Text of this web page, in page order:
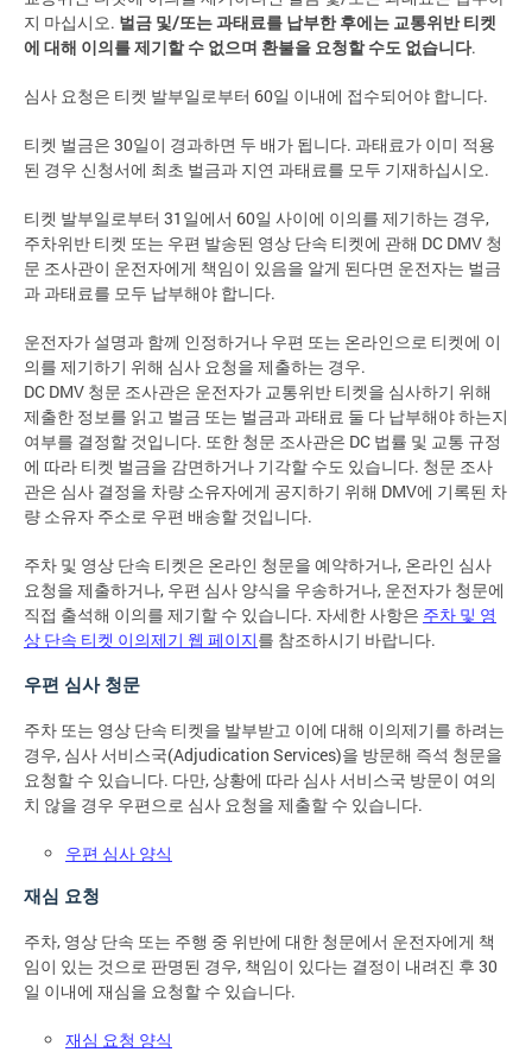
지 마십시오. 벌금 및/또는 과태료를 납부한 후에는 교통위반 티켓
에 대해 이의를 제기할 수 없으며 환불을 요청할 수도 없습니다.
심사 요청은 티켓 발부일로부터 60일 이내에 접수되어야 합니다.
티켓 벌금은 30일이 경과하면 두 배가 됩니다. 과태료가 이미 적용
된 경우 신청서에 최초 벌금과 지연 과태료를 모두 기재하십시오.
티켓 발부일로부터 31일에서 60일 사이에 이의를 제기하는 경우,
주차위반 티켓 또는 우편 발송된 영상 단속 티켓에 관해 DC DMV 청
문 조사관이 운전자에게 책임이 있음을 알게 된다면 운전자는 벌금
과 과태료를 모두 납부해야 합니다.
운전자가 설명과 함께 인정하거나 우편 또는 온라인으로 티켓에 이
의를 제기하기 위해 심사 요청을 제출하는 경우.
DC DMV 청문 조사관은 운전자가 교통위반 티켓을 심사하기 위해
제출한 정보를 읽고 벌금 또는 벌금과 과태료 둘 다 납부해야 하는지
여부를 결정할 것입니다. 또한 청문 조사관은 DC 법률 및 교통 규정
에 따라 티켓 벌금을 감면하거나 기각할 수도 있습니다. 청문 조사
관은 심사 결정을 차량 소유자에게 공지하기 위해 DMV에 기록된 차
량 소유자 주소로 우편 배송할 것입니다.
주차 및 영상 단속 티켓은 온라인 청문을 예약하거나, 온라인 심사
요청을 제출하거나, 우편 심사 양식을 우송하거나, 운전자가 청문에
직접 출석해 이의를 제기할 수 있습니다. 자세한 사항은 주차 및 영
상 단속 티켓 이의제기 웹 페이지를 참조하시기 바랍니다.
우편 심사 청문
주차 또는 영상 단속 티켓을 발부받고 이에 대해 이의제기를 하려는
경우, 심사 서비스국(Adjudication Services)을 방문해 즉석 청문을
요청할 수 있습니다. 다만, 상황에 따라 심사 서비스국 방문이 여의
치 않을 경우 우편으로 심사 요청을 제출할 수 있습니다.
우편 심사 양식
재심 요청
주차, 영상 단속 또는 주행 중 위반에 대한 청문에서 운전자에게 책
임이 있는 것으로 판명된 경우, 책임이 있다는 결정이 내려진 후 30
일 이내에 재심을 요청할 수 있습니다.
재심 요청 양식